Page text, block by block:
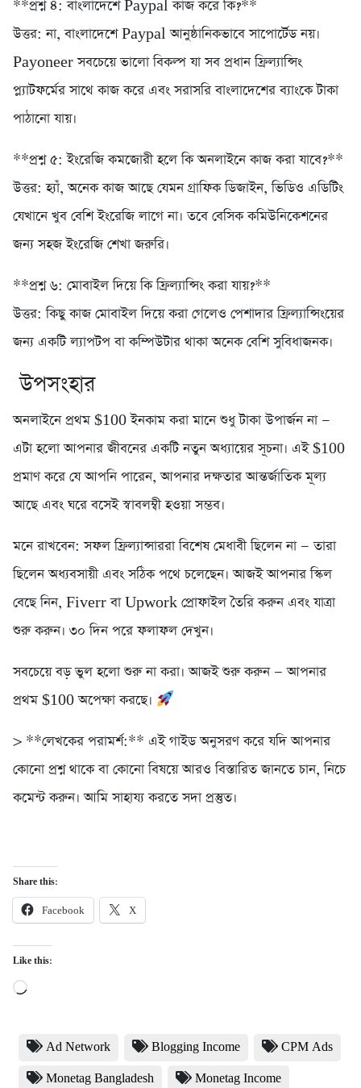
**প্রশ্ন ৪: বাংলাদেশে Paypal কাজ করে কি?**
উত্তর: না, বাংলাদেশে Paypal আনুষ্ঠানিকভাবে সাপোর্টেড নয়।
Payoneer সবচেয়ে ভালো বিকল্প যা সব প্রধান ফ্রিল্যান্সিং
প্ল্যাটফর্মের সাথে কাজ করে এবং সরাসরি বাংলাদেশের ব্যাংকে টাকা
পাঠানো যায়।
**প্রশ্ন ৫: ইংরেজি কমজোরী হলে কি অনলাইনে কাজ করা যাবে?**
উত্তর: হ্যাঁ, অনেক কাজ আছে যেমন গ্রাফিক ডিজাইন, ভিডিও এডিটিং
যেখানে খুব বেশি ইংরেজি লাগে না। তবে বেসিক কমিউনিকেশনের
জন্য সহজ ইংরেজি শেখা জরুরি।
**প্রশ্ন ৬: মোবাইল দিয়ে কি ফ্রিল্যান্সিং করা যায়?**
উত্তর: কিছু কাজ মোবাইল দিয়ে করা গেলেও পেশাদার ফ্রিল্যান্সিংয়ের
জন্য একটি ল্যাপটপ বা কম্পিউটার থাকা অনেক বেশি সুবিধাজনক।
উপসংহার
অনলাইনে প্রথম $100 ইনকাম করা মানে শুধু টাকা উপার্জন না —
এটা হলো আপনার জীবনের একটি নতুন অধ্যায়ের সূচনা। এই $100
প্রমাণ করে যে আপনি পারেন, আপনার দক্ষতার আন্তর্জাতিক মূল্য
আছে এবং ঘরে বসেই স্বাবলম্বী হওয়া সম্ভব।
মনে রাখবেন: সফল ফ্রিল্যান্সাররা বিশেষ মেধাবী ছিলেন না — তারা
ছিলেন অধ্যবসায়ী এবং সঠিক পথে চলেছেন। আজই আপনার স্কিল
বেছে নিন, Fiverr বা Upwork প্রোফাইল তৈরি করুন এবং যাত্রা
শুরু করুন। ৩০ দিন পরে ফলাফল দেখুন।
সবচেয়ে বড় ভুল হলো শুরু না করা। আজই শুরু করুন — আপনার
প্রথম $100 অপেক্ষা করছে।
> **লেখকের পরামর্শ:** এই গাইড অনুসরণ করে যদি আপনার
কোনো প্রশ্ন থাকে বা কোনো বিষয়ে আরও বিস্তারিত জানতে চান, নিচে
কমেন্ট করুন। আমি সাহায্য করতে সদা প্রস্তুত।
Share this:
Facebook X
Like this:
Loading…
Ad Network Blogging Income CPM Ads
Monetag Bangladesh Monetag Income